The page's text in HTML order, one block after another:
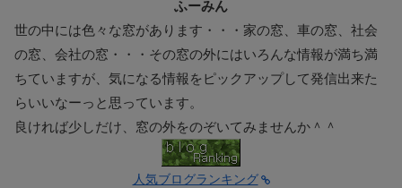
ふーみん
世の中には色々な窓があります・・・家の窓、車の窓、社会
の窓、会社の窓・・・その窓の外にはいろんな情報が満ち満
ちていますが、気になる情報をピックアップして発信出来た
らいいなーっと思っています。
良ければ少しだけ、窓の外をのぞいてみませんか＾＾
人気ブログランキング